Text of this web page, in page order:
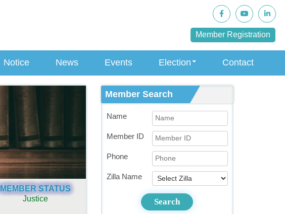
Member Registration
Notice News Events Election Contact
MEMBER STATUS
Justice
Member Search
Name
Member ID
Phone
Zilla Name
Search